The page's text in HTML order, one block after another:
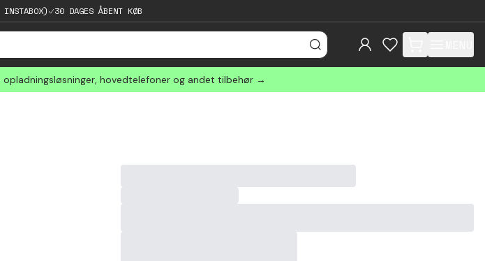
30 DAGES ÅBENT KØB
items in cart, view
hovedtelefoner og andet tilbehør →